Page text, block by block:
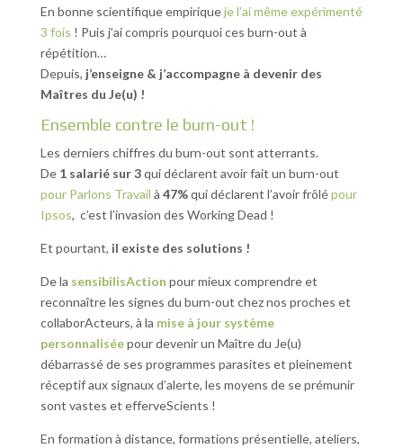
En bonne scientifique empiriqueje l’ai même expérimenté
3 fois ! Puis j’ai compris pourquoi ces burn-out à
répétition…
Depuis, j’enseigne & j’accompagne à devenir des
Maîtres du Je(u) !
Ensemble contre le burn-out !
Les derniers chiffres du burn-out sont atterrants.
De 1 salarié sur 3qui déclarent avoir fait un burn-out
pour Parlons Travail à 47%qui déclarent l’avoir frôlépour
Ipsos, c’est l’invasion des Working Dead !
Et pourtant, il existe des solutions !
De la sensibilisAction pour mieux comprendre et
reconnaître les signes du burn-out chez nos proches et
collaborActeurs, à la mise à jour système
personnaliséepour devenir un Maître du Je(u)
débarrassé de ses programmes parasites et pleinement
réceptif aux signaux d’alerte, les moyens de se prémunir
sont vastes et efferveScients !
En formation à distance, formations présentielle, ateliers,